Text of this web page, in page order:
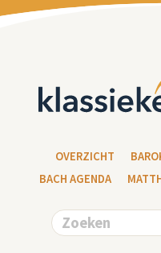
OVERZICHT
BACH AGENDA